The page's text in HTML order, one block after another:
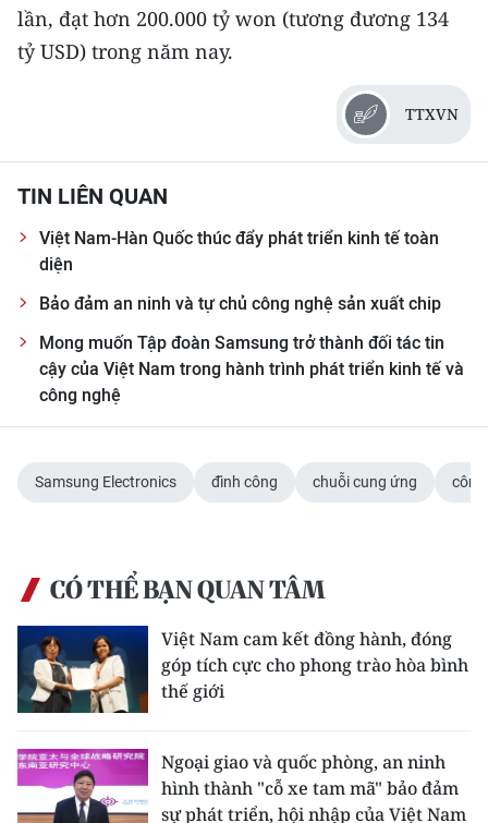
РУССКИЙ
ESPAÑOL
lần, đạt hơn 200.000 tỷ won (tương đương 134
tỷ USD) trong năm nay.
TTXVN
TIN LIÊN QUAN
Việt Nam-Hàn Quốc thúc đẩy phát triển kinh tế toàn
diện
Bảo đảm an ninh và tự chủ công nghệ sản xuất chip
Mong muốn Tập đoàn Samsung trở thành đối tác tin
cậy của Việt Nam trong hành trình phát triển kinh tế và
công nghệ
Samsung Electronics đình công chuỗi cung ứng
CÓ THỂ BẠN QUAN TÂM
Việt Nam cam kết đồng hành, đóng
góp tích cực cho phong trào hòa bình
thế giới
Ngoại giao và quốc phòng, an ninh
hình thành "cỗ xe tam mã" bảo đảm
sự phát triển, hội nhập của Việt Nam